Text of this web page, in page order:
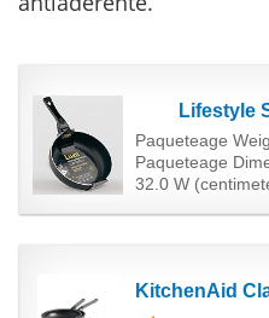
Lifestyle
Paqueteage
Paqueteage
32.0 W